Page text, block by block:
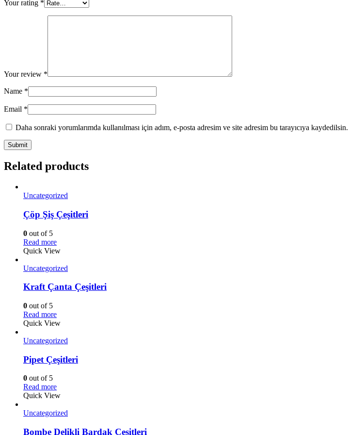
Your rating *
Your review *
Name *
Email *
Daha sonraki yorumlarımda kullanılması için adım, e-posta adresim ve site adresim bu tarayıcıya kaydedilsin.
Related products
Uncategorized
Çöp Şiş Çeşitleri
0 out of 5
Read more
Quick View
Uncategorized
Kraft Çanta Çeşitleri
0 out of 5
Read more
Quick View
Uncategorized
Pipet Çeşitleri
0 out of 5
Read more
Quick View
Uncategorized
Bombe Delikli Bardak Çeşitleri